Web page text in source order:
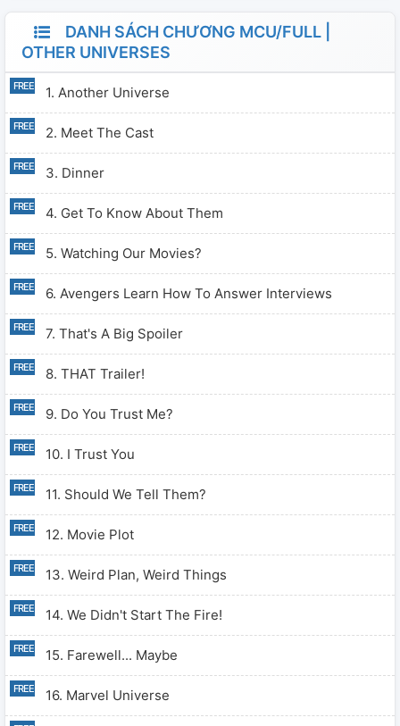
DANH SÁCH CHƯƠNG MCU/FULL |
OTHER UNIVERSES
1. Another Universe
2. Meet The Cast
3. Dinner
4. Get To Know About Them
5. Watching Our Movies?
6. Avengers Learn How To Answer Interviews
7. That's A Big Spoiler
8. THAT Trailer!
9. Do You Trust Me?
10. I Trust You
11. Should We Tell Them?
12. Movie Plot
13. Weird Plan, Weird Things
14. We Didn't Start The Fire!
15. Farewell... Maybe
16. Marvel Universe